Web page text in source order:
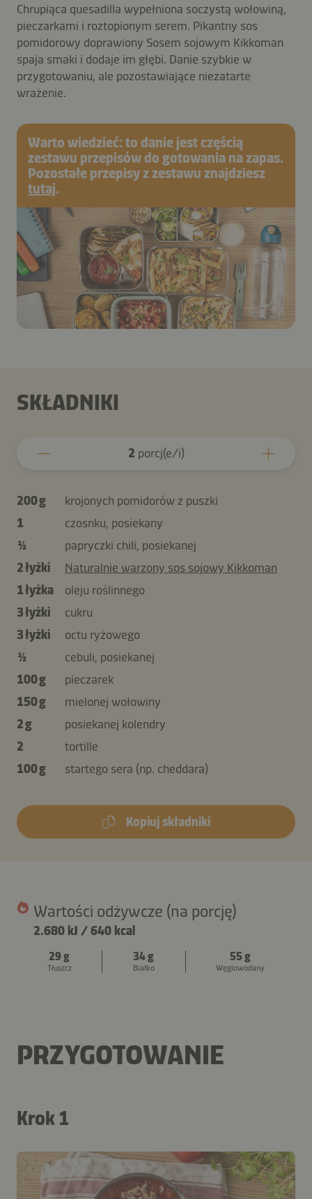
Chrupiąca quesadilla wypełniona soczystą wołowiną,
pieczarkami i roztopionym serem. Pikantny sos
pomidorowy doprawiony Sosem sojowym Kikkoman
spaja smaki i dodaje im głębi. Danie szybkie w
przygotowaniu, ale pozostawiające niezatarte
wrażenie.
Warto wiedzieć: to danie jest częścią
zestawu przepisów do gotowania na zapas.
Pozostałe przepisy z zestawu znajdziesz
tutaj.
SKŁADNIKI
2 porcj(e/i)
200 g
krojonych pomidorów z puszki
1
czosnku, posiekany
½
papryczki chili, posiekanej
2 łyżki
Naturalnie warzony sos sojowy Kikkoman
1 łyżka
oleju roślinnego
3 łyżki
cukru
3 łyżki
octu ryżowego
½
cebuli, posiekanej
100 g
pieczarek
150 g
mielonej wołowiny
2 g
posiekanej kolendry
2
tortille
100 g
startego sera (np. cheddara)
Kopiuj składniki
Wartości odżywcze (na porcję)
2.680 kJ /640 kcal
29 g
Tłuszcz
34 g
Białko
55 g
Węglowodany
PRZYGOTOWANIE
Krok 1